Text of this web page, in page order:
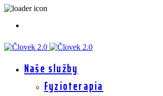
Naše služby
Fyzioterapia